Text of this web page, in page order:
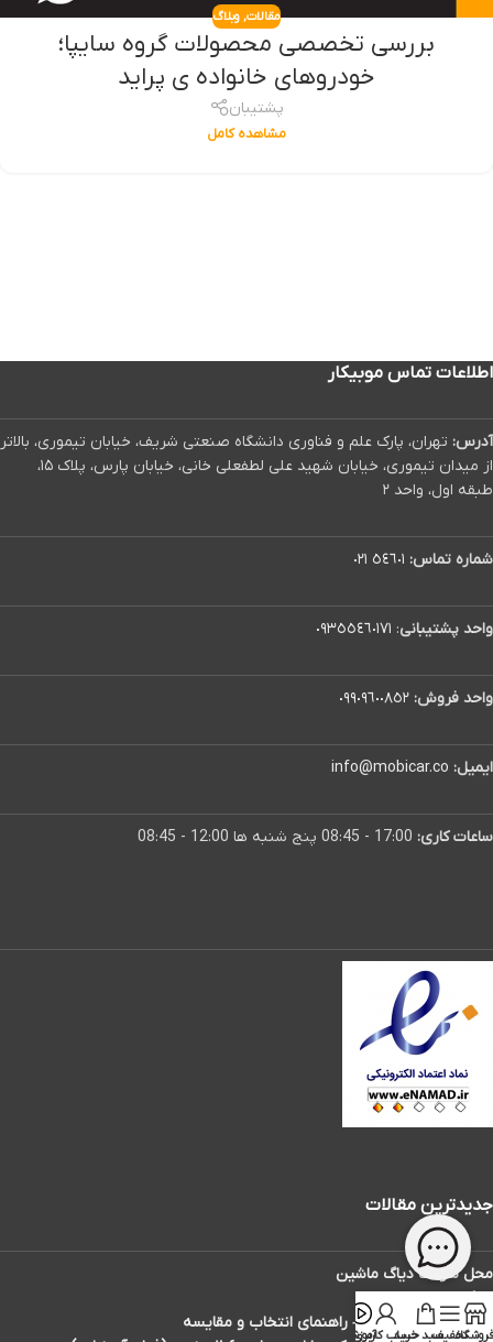
مقالات, وبلاگ
بررسی تخصصی محصولات گروه سایپا؛‌
خودروهای خانواده ی پراید
پشتیبان
مشاهده کامل
اطلاعات تماس موبیکار
آدرس: تهران، پارک علم و فناوری دانشگاه صنعتی شریف، خیابان تیموری، بالاتر
از میدان تیموری، خیابان شهید علی لطفعلی خانی، خیابان پارس، پلاک ۱۵،
طبقه اول، واحد ۲
شماره تماس: ٥٤٦٠١ ٠٢١
واحد پشتیبانی: ٠٩٣٥٥٤٦٠١٧١
واحد فروش: ٠٩٩٠٩٦٠٠٨٥٢
ایمیل: info@mobicar.co
ساعات کاری:
جدیدترین مقالات
محل سوکت دیاگ ماشین
دیاگ تاکسی دارها
بهترین دیاگ ماشین – راهنمای انتخاب و مقایسه
فروشگاهتخفیفسبد خریدحساب کاربری
آموزش